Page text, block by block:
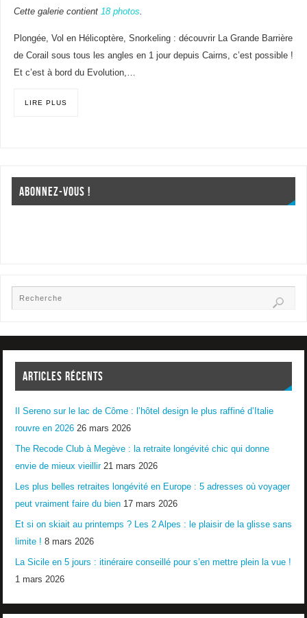
Cette galerie contient 18 photos.
Plongée, Vol en Hélicoptère, Snorkeling : découvrir La Grande Barrière
de Corail sous tous les angles en 1 jour depuis Cairns, c’est possible !
Et c’est à bord du Evolution,…
LIRE PLUS
ABONNEZ-VOUS !
ARTICLES RÉCENTS
Il Sereno sur le lac de Côme : l’hôtel design le plus raffiné d’Italie
rouvre en 2026 26 mars 2026
The Recode Club à Megève : la retraite longévité chic qui donne
envie de mieux vieillir 21 mars 2026
Les plus belles retraites longévité en Europe : 5 adresses où voyager
peut vraiment faire du bien 17 mars 2026
Et si on skiait au printemps ? Les 2 Alpes : le plaisir de la glisse sans
limite ! 8 mars 2026
La Sicile en 5 jours : itinéraire conseillé pour s’en mettre plein la vue !
1 mars 2026